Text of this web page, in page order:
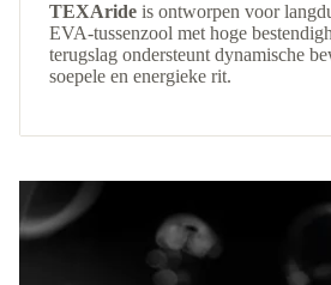
TEXAride is ontworpen voor
EVA-tussenzool met hoge
terugslag ondersteunt dynamische
soepele en energieke rit.